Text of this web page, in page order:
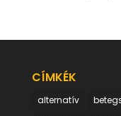
CÍMKÉK
alternatív